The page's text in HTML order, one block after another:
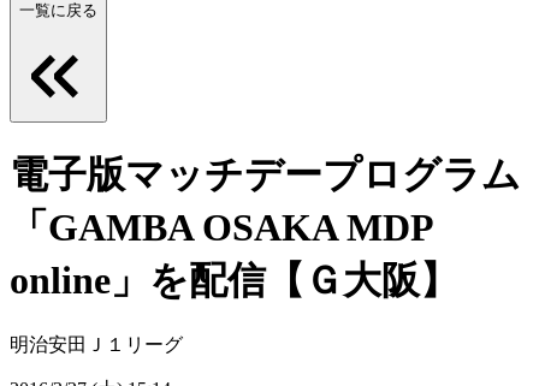
一覧に戻る
電子版マッチデープログラム
「GAMBA OSAKA MDP
online」を配信【Ｇ大阪】
明治安田Ｊ１リーグ